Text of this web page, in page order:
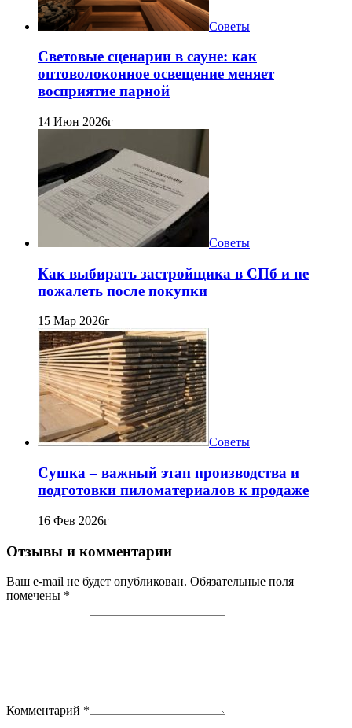
Советы
Световые сценарии в сауне: как
оптоволоконное освещение меняет
восприятие парной
14 Июн 2026г
Советы
Как выбирать застройщика в СПб и не
пожалеть после покупки
15 Мар 2026г
Советы
Сушка – важный этап производства и
подготовки пиломатериалов к продаже
16 Фев 2026г
Отзывы и комментарии
Ваш e-mail не будет опубликован. Обязательные поля
помечены *
Комментарий *